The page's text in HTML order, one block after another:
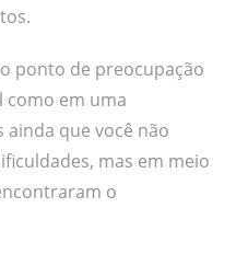
ponto de preocupação
como em uma
ainda que você não
mas em meio
o